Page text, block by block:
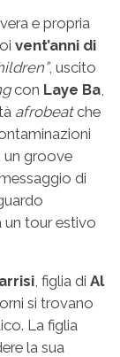
e propria
vent’anni di
, uscito
con Laye Ba
afrobeatche
groove
di
un tour estivo
, figlia di Al
si trovano
La figlia
la sua